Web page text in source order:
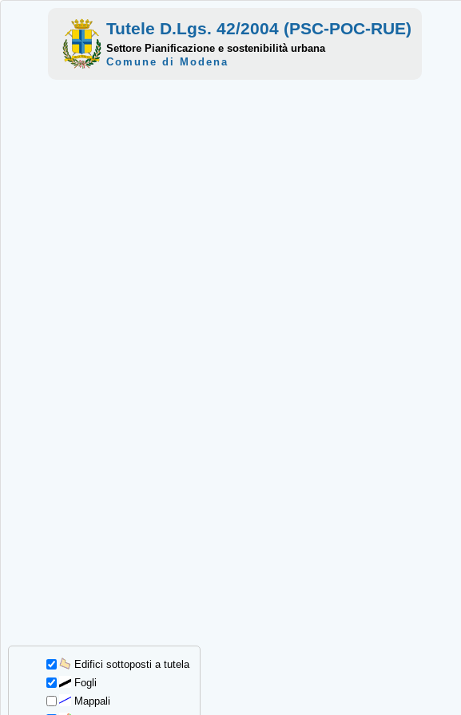
Edifici sottoposti a tutela
Fogli
Mappali
Tutele D.Lgs. 42/2004 (PSC-POC-RUE)
Settore Pianificazione e sostenibilità urbana
Comune di Modena